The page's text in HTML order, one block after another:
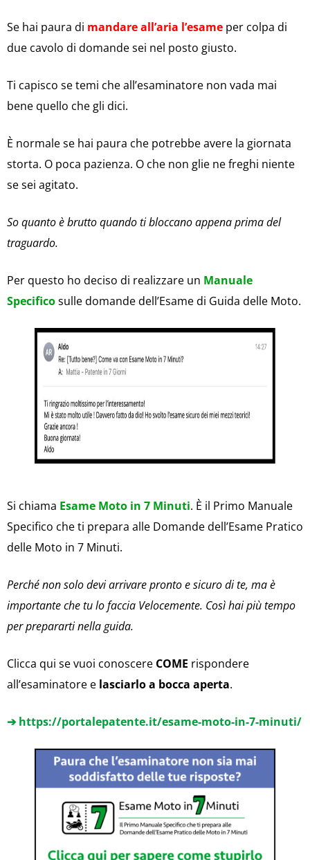
Se hai paura di mandare all’aria l’esame per colpa di
due cavolo di domande sei nel posto giusto.
Ti capisco se temi che all’esaminatore non vada mai
bene quello che gli dici.
È normale se hai paura che potrebbe avere la giornata
storta. O poca pazienza. O che non glie ne freghi niente
se sei agitato.
So quanto è brutto quando ti bloccano appena prima del
traguardo.
Per questo ho deciso di realizzare un Manuale
Specificosulle domande dell’Esame di Guida delle Moto.
Si chiama Esame Moto in 7 Minuti. È il Primo Manuale
Specifico che ti prepara alle Domande dell’Esame Pratico
delle Moto in 7 Minuti.
Perché non solo devi arrivare pronto e sicuro di te, ma è
importante che tu lo faccia Velocemente. Così hai più tempo
per prepararti nella guida.
Clicca qui se vuoi conoscere COME rispondere
all’esaminatore e lasciarlo a bocca aperta.
➔ https://portalepatente.it/esame-moto-in-7-minuti/